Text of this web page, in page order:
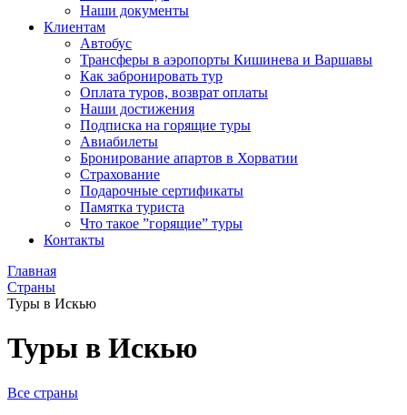
Наши документы
Клиентам
Автобус
Трансферы в аэропорты Кишинева и Варшавы
Как забронировать тур
Оплата туров, возврат оплаты
Наши достижения
Подписка на горящие туры
Авиабилеты
Бронирование апартов в Хорватии
Страхование
Подарочные сертификаты
Памятка туриста
Что такое ”горящие” туры
Контакты
Главная
Страны
Туры в Искью
Туры в Искью
Все страны